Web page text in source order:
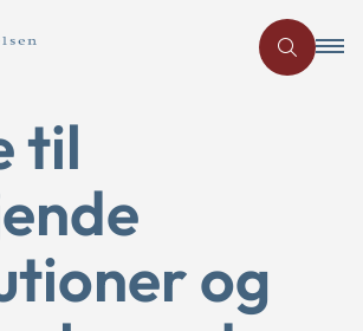
til
og